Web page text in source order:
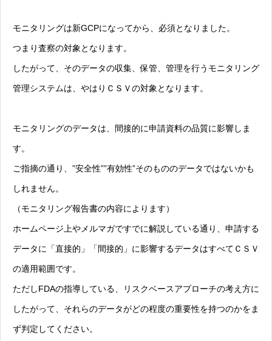
モニタリングは新GCPになってから、必須となりました。
つまり査察の対象となります。
したがって、そのデータの収集、保管、管理を行うモニタリング
管理システムは、やはりＣＳＶの対象となります。
モニタリングのデータは、間接的に申請資料の品質に影響しま
す。
ご指摘の通り、”安全性””有効性”そのもののデータではないかも
しれません。
（モニタリング報告書の内容によります）
ホームページ上やメルマガですでに解説している通り、申請する
データに「直接的」「間接的」に影響するデータはすべてＣＳＶ
の適用範囲です。
ただしFDAの指導している、リスクベースアプローチの考え方に
したがって、それらのデータがどの程度の重要性を持つのかをま
ず判定してください。